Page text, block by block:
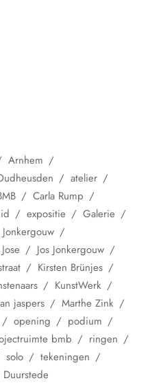
Arnhem
atelier
Carla Rump
expositie
Galerie
Jonkergouw
Jose
Jos Jonkergouw
Kirsten Brünjes
KunstWerk
jaspers
Marthe Zink
opening
podium
bmb
ringen
solo
tekeningen